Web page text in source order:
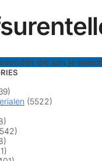
die aan je
(5522)